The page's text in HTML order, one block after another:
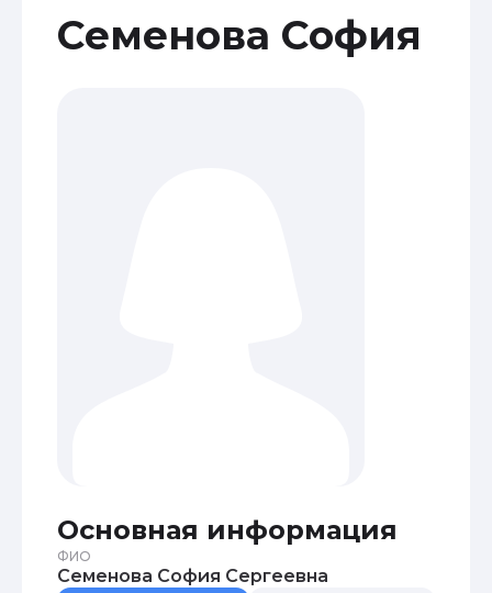
Семенова София
Основная информация
ФИО
Семенова София Сергеевна